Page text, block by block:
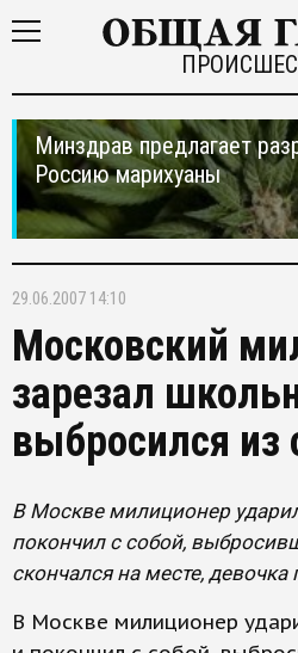
Минздрав предлагает
Россию марихуаны
29.06.2007 14:10
Московский
зарезал
выбросился из
В Москве милиционер
покончил с собой,
скончался на месте, девочка
В Москве милиционер